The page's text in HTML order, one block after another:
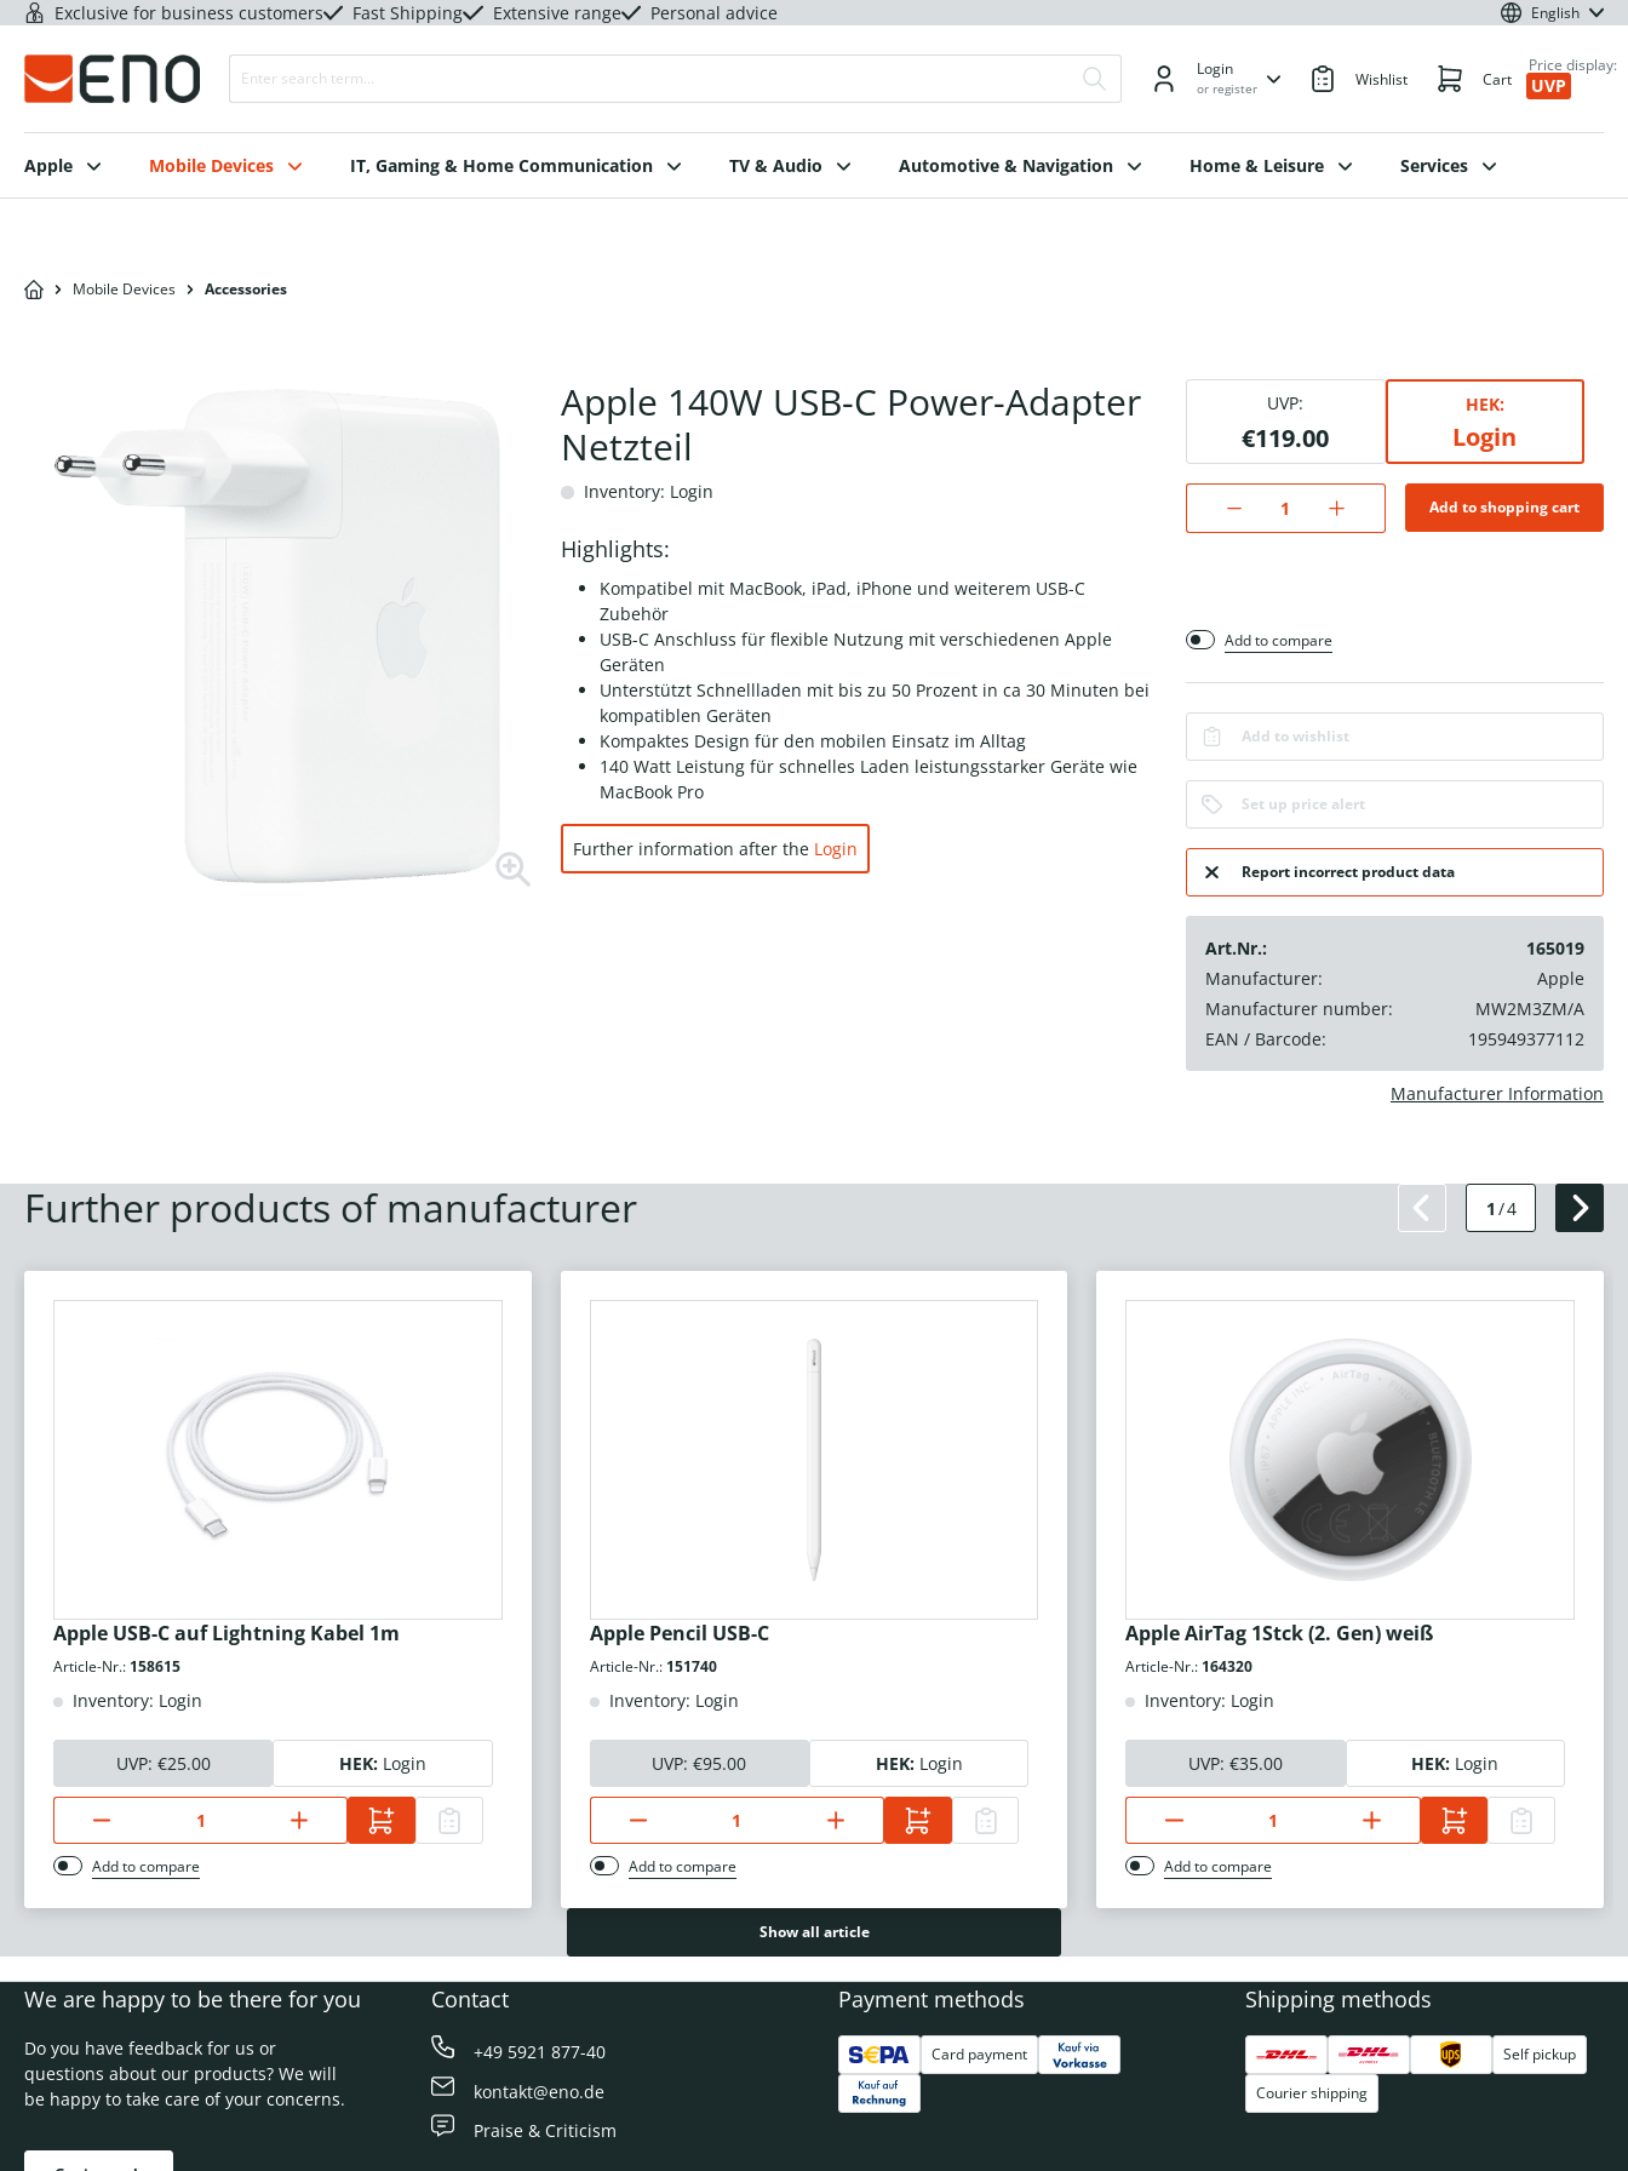
Exclusive for business customers Fast Shipping Extensive range Personal advice English
Login
or register Wishlist Cart
Price display:
UVP
Apple Mobile Devices IT, Gaming & Home Communication TV & Audio Automotive & Navigation Home & Leisure Services
Mobile Devices Accessories
Apple 140W USB-C Power-Adapter
Netzteil
Inventory: Login
Highlights:
Kompatibel mit MacBook, iPad, iPhone und weiterem USB-C
Zubehör
USB-C Anschluss für flexible Nutzung mit verschiedenen Apple
Geräten
Unterstützt Schnellladen mit bis zu 50 Prozent in ca 30 Minuten bei
kompatiblen Geräten
Kompaktes Design für den mobilen Einsatz im Alltag
140 Watt Leistung für schnelles Laden leistungsstarker Geräte wie
MacBook Pro
Further information after the Login
UVP:
€119.00
HEK:
Login
Add to shopping cart
Add to compare
Add to wishlist
Set up price alert
Report incorrect product data
Art.Nr.:
165019
Manufacturer:
Apple
Manufacturer number:
MW2M3ZM/A
EAN / Barcode:
195949377112
Manufacturer Information
Further products of manufacturer 1 /4
Apple USB-C auf Lightning Kabel 1m
Article-Nr.: 158615
Inventory: Login
UVP: €25.00 HEK: Login
Add to compare
Apple Pencil USB-C
Article-Nr.: 151740
Inventory: Login
UVP:€95.00 HEK: Login
Add to compare
Apple AirTag 1Stck (2. Gen) weiß
Article-Nr.: 164320
Inventory: Login
UVP: €35.00 HEK: Login
Add to compare
Show all article
We are happy to be there for you
Do you have feedback for us or
questions about our products? We will
be happy to take care of your concerns.
Contact
+49 5921 877-40
kontakt@eno.de
Praise & Criticism
Payment methods
Card payment
Shipping methods
Self pickup
Courier shipping